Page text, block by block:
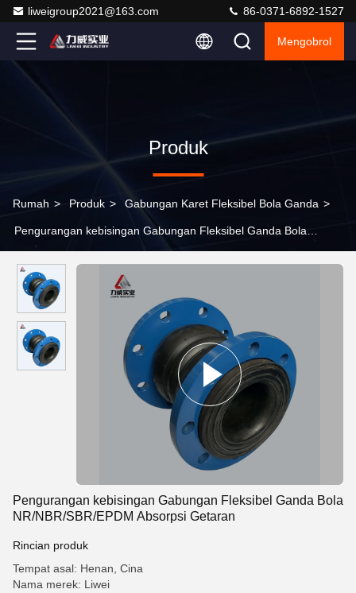
liweigroup2021@163.com 86-0371-6892-1527
Mengobrol
Produk
Rumah > Produk > Gabungan Karet Fleksibel Bola Ganda >
Pengurangan kebisingan Gabungan Fleksibel Ganda Bola
Pengurangan kebisingan Gabungan Fleksibel Ganda Bola
NR/NBR/SBR/EPDM Absorpsi Getaran
Rincian produk
Tempat asal: Henan, Cina
Nama merek: Liwei